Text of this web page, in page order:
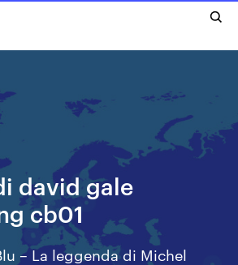
david gale
cb01
– La leggenda di Michel